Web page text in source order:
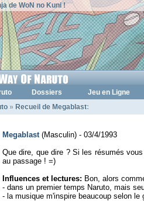
de WoN no Kuni !
Dossiers Jeu en Ligne
» Recueil de Megablast:
Megablast(Masculin) - 03/4/1993
Que dire, que dire ? Si les résumés
au passage ! =)
Influences et lectures: Bon, alors
- dans un premier temps Naruto, mais
- la musique m'inspire beaucoup selon